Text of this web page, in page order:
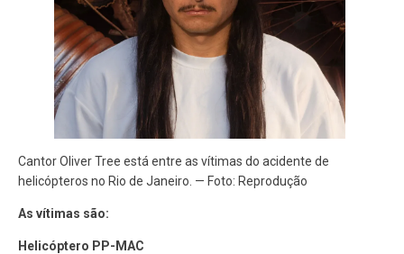
Cantor Oliver Tree está entre as vítimas do acidente de
helicópteros no Rio de Janeiro. — Foto: Reprodução
As vítimas são:
Helicóptero PP-MAC